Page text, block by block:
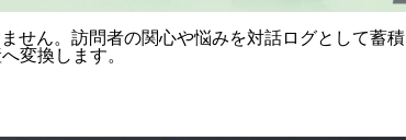
せん。訪問者の関心や悩みを対話ログとして蓄積
変換します。